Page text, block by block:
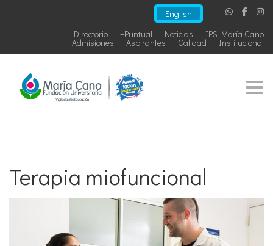
English
IPS María Cano
Noticias
+Puntual
Directorio
Institucional
Calidad
Aspirantes
Admisiones
Terapia miofuncional